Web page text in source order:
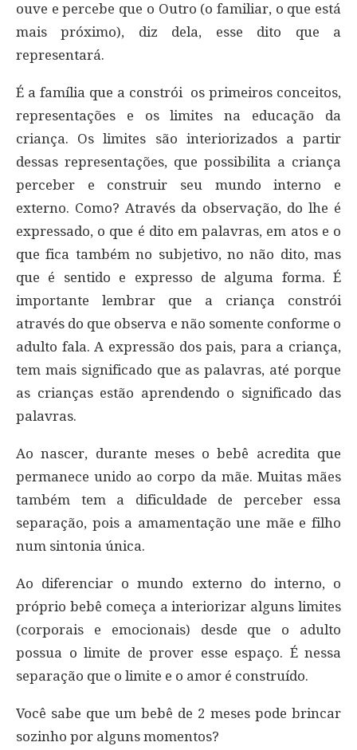
ouve e percebe que o Outro (o familiar, o que está
mais próximo), diz dela, esse dito que a
representará.
É a família que a constrói os primeiros conceitos,
representações e os limites na educação da
criança. Os limites são interiorizados a partir
dessas representações, que possibilita a criança
perceber e construir seu mundo interno e
externo. Como? Através da observação, do lhe é
expressado, o que é dito em palavras, em atos e o
que fica também no subjetivo, no não dito, mas
que é sentido e expresso de alguma forma. É
importante lembrar que a criança constrói
através do que observa e não somente conforme o
adulto fala. A expressão dos pais, para a criança,
tem mais significado que as palavras, até porque
as crianças estão aprendendo o significado das
palavras.
Ao nascer, durante meses o bebê acredita que
permanece unido ao corpo da mãe. Muitas mães
também tem a dificuldade de perceber essa
separação, pois a amamentação une mãe e filho
num sintonia única.
Ao diferenciar o mundo externo do interno, o
próprio bebê começa a interiorizar alguns limites
(corporais e emocionais) desde que o adulto
possua o limite de prover esse espaço. É nessa
separação que o limite e o amor é construído.
Você sabe que um bebê de 2 meses pode brincar
sozinho por alguns momentos?